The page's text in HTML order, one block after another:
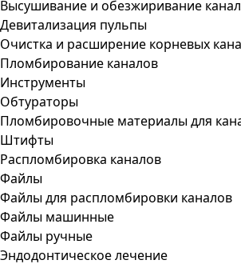
Высушивание и обезжиривание
Девитализация пульпы
Очистка и расширение корневых
Пломбирование каналов
Инструменты
Обтураторы
Пломбировочные материалы для
Штифты
Распломбировка каналов
Файлы
Файлы для распломбировки каналов
Файлы машинные
Файлы ручные
Эндодонтическое лечение